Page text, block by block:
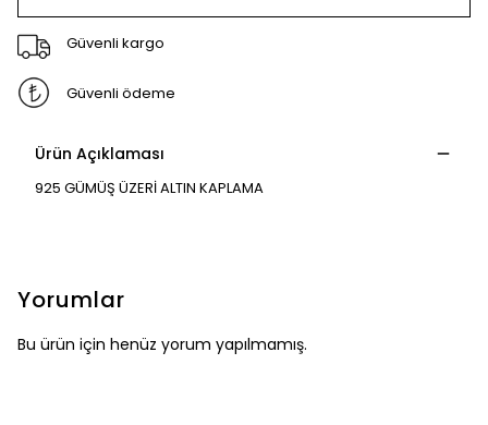
Güvenli kargo
Güvenli ödeme
Ürün Açıklaması
925 GÜMÜŞ ÜZERİ ALTIN KAPLAMA
Yorumlar
Bu ürün için henüz yorum yapılmamış.